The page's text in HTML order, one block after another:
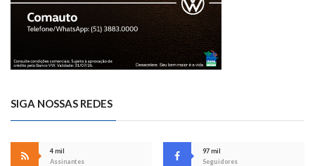
SIGA NOSSAS REDES
4 mil
Assinantes
97 mil
Seguidores